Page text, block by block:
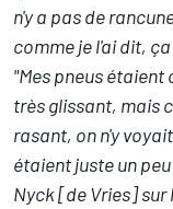
n'y a pas de
comme je l'ai dit,
"Mes pneus
très glissant, mais
rasant, on n'y
étaient juste un
Nyck [de Vries]